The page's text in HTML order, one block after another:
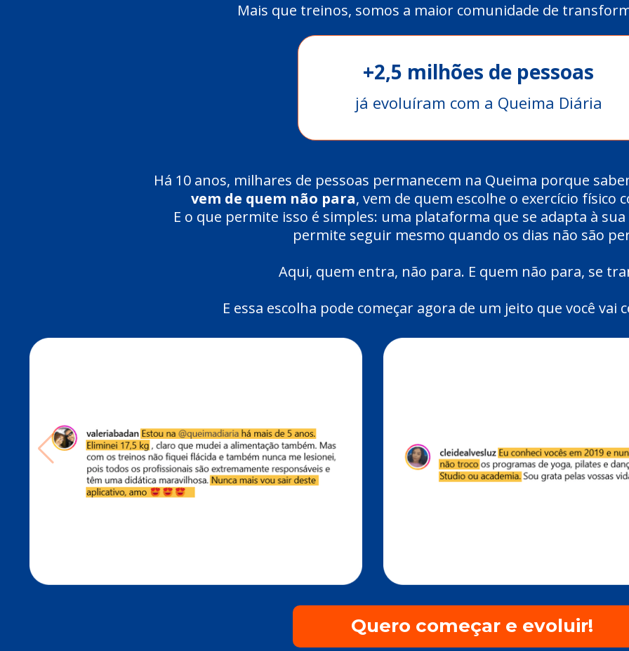
Mais que treinos, somos a maior comunidade de
Há 10 anos, milhares de pessoas permanecem na Queima porque
vem de quem não para, vem de quem escolhe o exercício físico
E o que permite isso é simples: uma plataforma que se adapta à
permite seguir mesmo quando os dias não são
Aqui, quem entra, não para. E quem não para, se
E essa escolha pode começar agora de um jeito que você vai
+2,5 milhões de pessoas
já evoluíram com a Queima Diária
Quero começar e evoluir!